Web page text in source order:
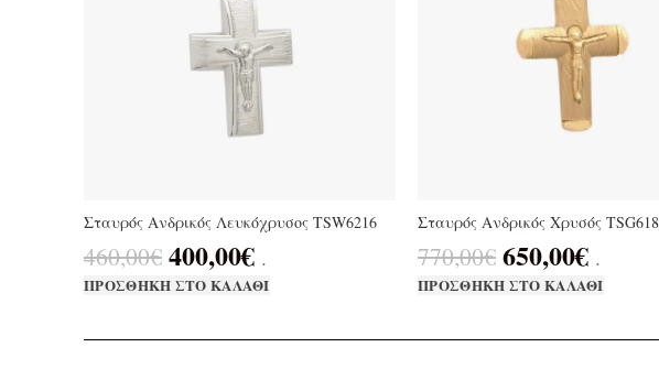
Σταυρός Ανδρικός Λευκόχρυσος TSW6216
460,00€ 400,00€ .
ΠΡΟΣΘΉΚΗ ΣΤΟ ΚΑΛΆΘΙ
Σταυρός Ανδρικός Χρυσός
770,00€ 650,00€ .
ΠΡΟΣΘΉΚΗ ΣΤΟ ΚΑΛΆΘΙ